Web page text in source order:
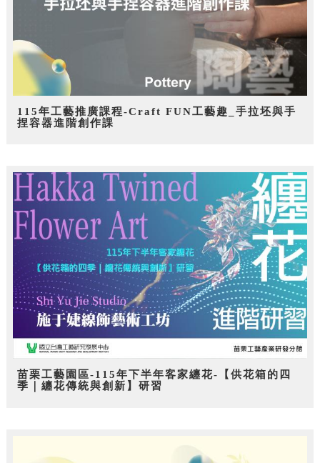
115年工藝推廣課程-Craft FUN工藝趣_手拉坯與手
捏容器進階創作課
苗栗工藝園區-115年下半年客家纏花-【供花箱的四
季｜纏花傳統與創新】研習